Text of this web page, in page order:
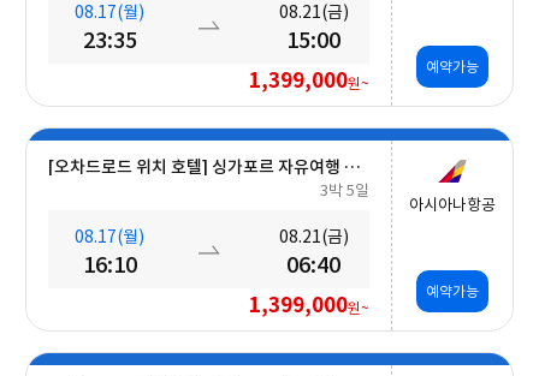
08.17(월)
23:35
08.21(금)
15:00
1,399,000원~
예약가능
[오차드로드 위치 호텔] 싱가포르 자유여행 5일 #조식포함
3박 5일
08.17(월)
16:10
08.21(금)
06:40
1,399,000원~
아시아나항공
예약가능